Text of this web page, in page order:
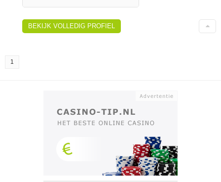
BEKIJK VOLLEDIG PROFIEL
1